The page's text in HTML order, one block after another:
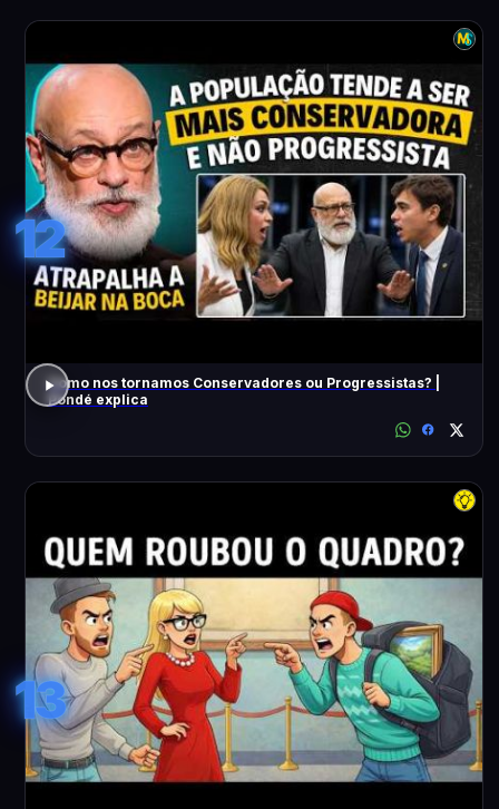
12
Como nos tornamos Conservadores ou Progressistas? |
Pondé explica
13